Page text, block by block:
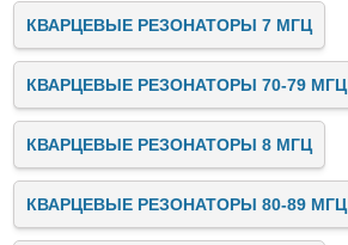
КВАРЦЕВЫЕ РЕЗОНАТОРЫ 7 МГЦ
КВАРЦЕВЫЕ РЕЗОНАТОРЫ 70-79 МГЦ
КВАРЦЕВЫЕ РЕЗОНАТОРЫ 8 МГЦ
КВАРЦЕВЫЕ РЕЗОНАТОРЫ 80-89 МГЦ